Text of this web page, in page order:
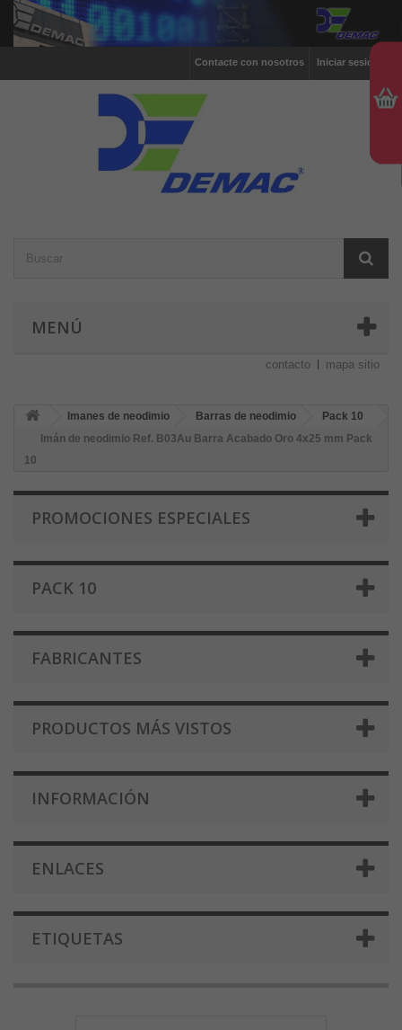
Iniciar sesión
Contacte con nosotros
MENÚ
contacto mapa sitio
Imanes de neodimio Barras de neodimio
Pack 10
Imán de neodimio Ref. B03Au Barra Acabado Oro 4x25 mm Pack
10
PROMOCIONES ESPECIALES
PACK 10
FABRICANTES
PRODUCTOS MÁS VISTOS
INFORMACIÓN
ENLACES
ETIQUETAS